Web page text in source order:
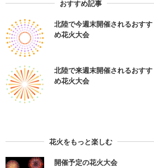
おすすめ記事
北陸で今週末開催されるおすす
め花火大会
北陸で来週末開催されるおすす
め花火大会
花火をもっと楽しむ
開催予定の花火大会